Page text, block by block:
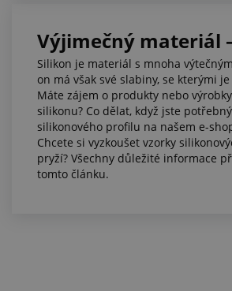
Výjimečný materiál
Silikon je materiál s mnoha
on má však své slabiny, se kterými
Máte zájem o produkty nebo
silikonu? Co dělat, když jste
silikonového profilu na našem e-
Chcete si vyzkoušet vzorky
pryží? Všechny důležité informace
tomto článku.